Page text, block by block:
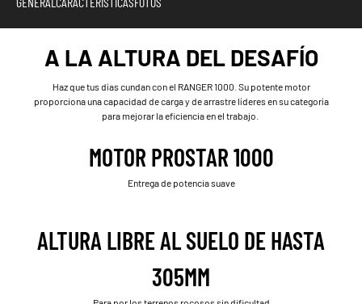
A LA ALTURA DEL DESAFÍO
Haz que tus días cundan con el RANGER 1000. Su potente motor
proporciona una capacidad de carga y de arrastre líderes en su categoría
para mejorar la eficiencia en el trabajo.
MOTOR PROSTAR 1000
Entrega de potencia suave
ALTURA LIBRE AL SUELO DE HASTA
305MM